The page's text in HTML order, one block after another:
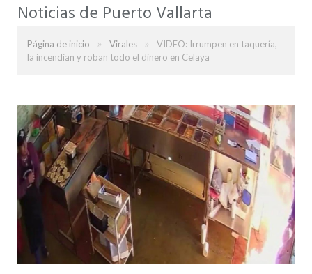
Noticias de Puerto Vallarta
Página de inicio » Virales »
VIDEO: Irrumpen en taquería,
la incendian y roban todo el dinero en Celaya